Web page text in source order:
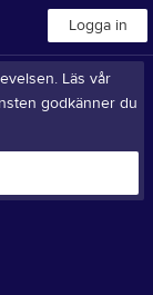
Logga in
Läs vår
godkänner du